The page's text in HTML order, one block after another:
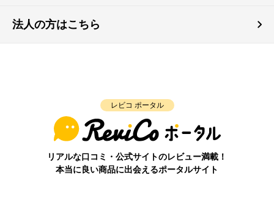
法人の方はこちら
レビコ ポータル
リアルな口コミ・公式サイトのレビュー満載！
本当に良い商品に出会えるポータルサイト